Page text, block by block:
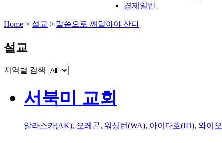
경제일반
Home > 설교 > 말씀으로 깨달아야 산다
설교
지역별 검색
서북미 교회
알라스카(AK), 오레곤, 워싱턴(WA), 아이다호(ID), 와이